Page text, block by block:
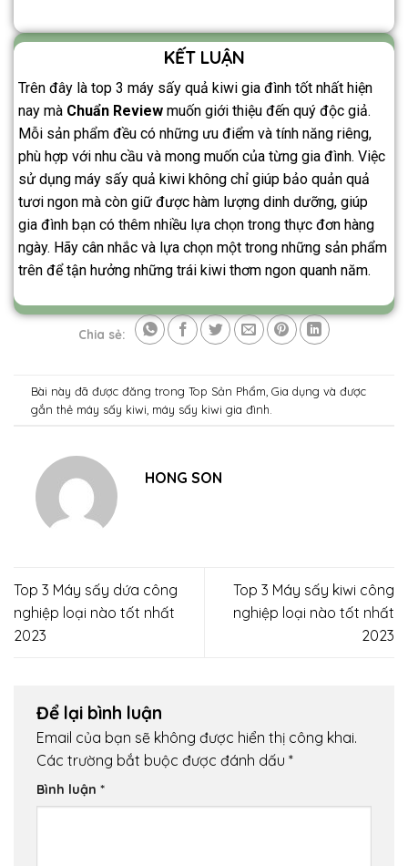
KẾT LUẬN
Trên đây là top 3 máy sấy quả kiwi gia đình tốt nhất hiện
nay mà Chuẩn Review muốn giới thiệu đến quý độc giả.
Mỗi sản phẩm đều có những ưu điểm và tính năng riêng,
phù hợp với nhu cầu và mong muốn của từng gia đình. Việc
sử dụng máy sấy quả kiwi không chỉ giúp bảo quản quả
tươi ngon mà còn giữ được hàm lượng dinh dưỡng, giúp
gia đình bạn có thêm nhiều lựa chọn trong thực đơn hàng
ngày. Hãy cân nhắc và lựa chọn một trong những sản phẩm
trên để tận hưởng những trái kiwi thơm ngon quanh năm.
Chia sẻ:
Bài này đã được đăng trongTop Sản Phẩm ,Gia dụng và được
gắn thẻ máy sấy kiwi máy sấy kiwi gia đình
HONG SON
Top 3 Máy sấy dứa công
nghiệp loại nào tốt nhất
2023
Top 3 Máy sấy kiwi công
nghiệp loại nào tốt nhất
2023
Để lại bình luận
Email của bạn sẽ không được hiển thị công khai.
Các trường bắt buộc được đánh dấu *
Bình luận *